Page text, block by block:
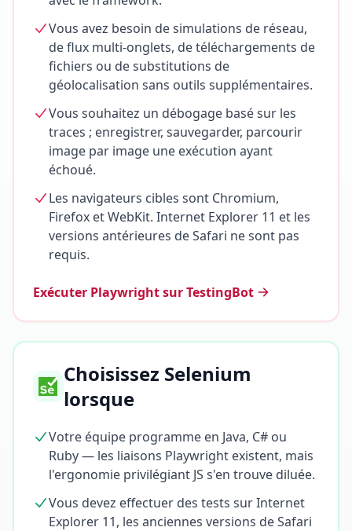
Vous avez besoin de simulations de réseau,
de flux multi-onglets, de téléchargements de
fichiers ou de substitutions de
géolocalisation sans outils supplémentaires.
Vous souhaitez un débogage basé sur les
traces ; enregistrer, sauvegarder, parcourir
image par image une exécution ayant
échoué.
Les navigateurs cibles sont Chromium,
Firefox et WebKit. Internet Explorer 11 et les
versions antérieures de Safari ne sont pas
requis.
Exécuter Playwright sur TestingBot
Choisissez Selenium
lorsque
Votre équipe programme en Java, C# ou
Ruby — les liaisons Playwright existent, mais
l'ergonomie privilégiant JS s'en trouve diluée.
Vous devez effectuer des tests sur Internet
Explorer 11, les anciennes versions de Safari